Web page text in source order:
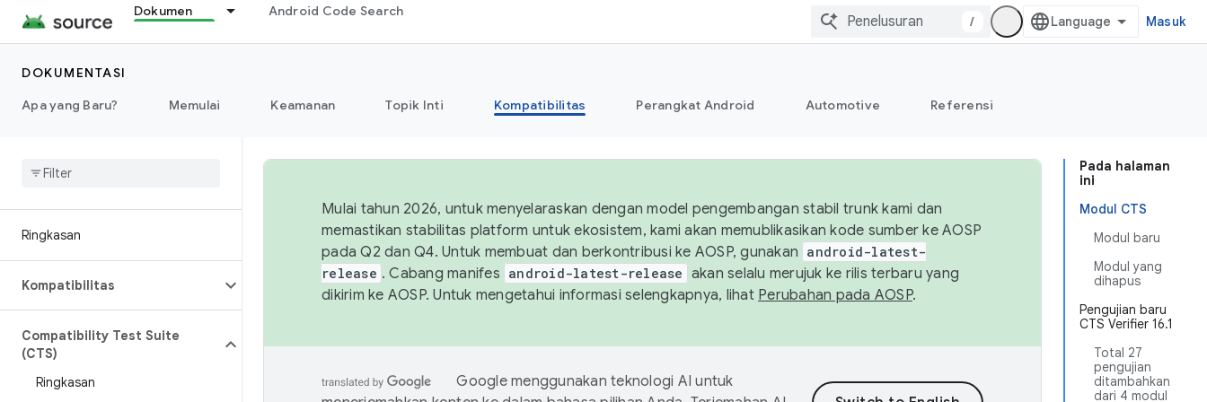
Dokumen Android Code Search
/ Masuk
DOKUMENTASI
Apa yang Baru?
Memulai Keamanan Topik Inti Kompatibilitas Perangkat Android Automotive Referensi
Ringkasan
Kompatibilitas
Compatibility Test Suite
(CTS)
Ringkasan
Pada halaman
ini
Modul CTS
Modul baru
Modul yang
dihapus
Pengujian baru
CTS Verifier 16.1
Total 27
pengujian
ditambahkan
dari 4 modul
Mulai tahun 2026, untuk menyelaraskan dengan model pengembangan stabil trunk kami dan
memastikan stabilitas platform untuk ekosistem, kami akan memublikasikan kode sumber ke AOSP
pada Q2 dan Q4. Untuk membuat dan berkontribusi ke AOSP, gunakan android-latest-
release . Cabang manifes android-latest-release akan selalu merujuk ke rilis terbaru yang
dikirim ke AOSP. Untuk mengetahui informasi selengkapnya, lihat Perubahan pada AOSP.
Google menggunakan teknologi AI untuk